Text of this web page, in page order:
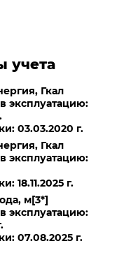
учета
Гкал
эксплуатацию:
03.03.2020 г.
Гкал
эксплуатацию:
18.11.2025 г.
м[3*]
эксплуатацию:
07.08.2025 г.